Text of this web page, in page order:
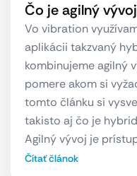
Čo je agilný
Vo vibration
aplikácii takzvaný
kombinujeme agilný
pomere akom si
tomto článku si
takisto aj čo je
Agilný vývoj je
Čítať článok